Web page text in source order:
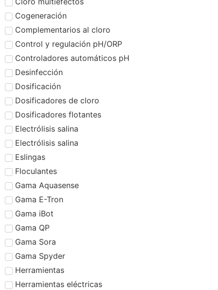
Cogeneración
Complementarios al cloro
Control y regulación pH/ORP
Controladores automáticos pH
Desinfección
Dosificación
Dosificadores de cloro
Dosificadores flotantes
Electrólisis salina
Electrólisis salina
Eslingas
Floculantes
Gama Aquasense
Gama E-Tron
Gama iBot
Gama QP
Gama Sora
Gama Spyder
Herramientas
Herramientas eléctricas